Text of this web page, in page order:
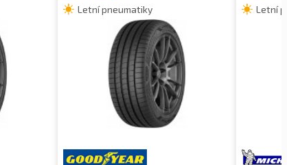
Letní pneumatiky Letní